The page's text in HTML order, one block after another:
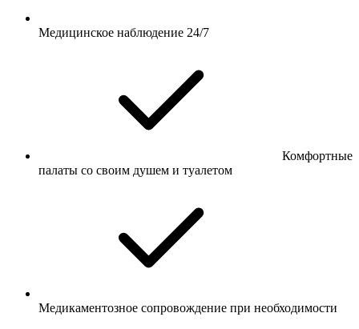
Медицинское наблюдение 24/7
Комфортные
палаты со своим душем и туалетом
Медикаментозное сопровождение при необходимости